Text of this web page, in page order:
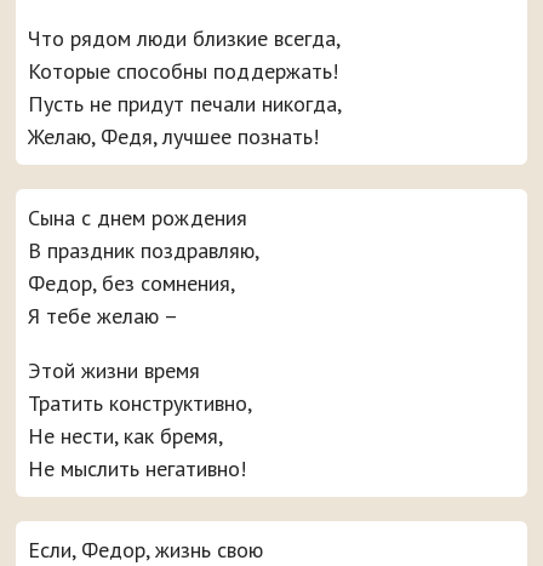
Что рядом люди близкие всегда,
Которые способны поддержать!
Пусть не придут печали никогда,
Желаю, Федя, лучшее познать!
Сына с днем рождения
В праздник поздравляю,
Федор, без сомнения,
Я тебе желаю –
Этой жизни время
Тратить конструктивно,
Не нести, как бремя,
Не мыслить негативно!
Если, Федор, жизнь свою